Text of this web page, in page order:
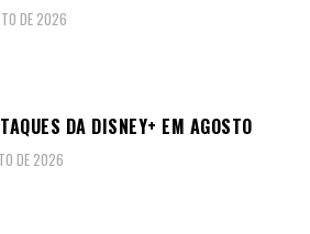
DE 2026
DA DISNEY+ EM AGOSTO
DE 2026